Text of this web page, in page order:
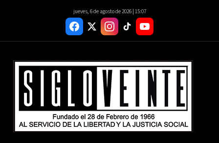
jueves, 6 de agosto de 2026 | 15:07